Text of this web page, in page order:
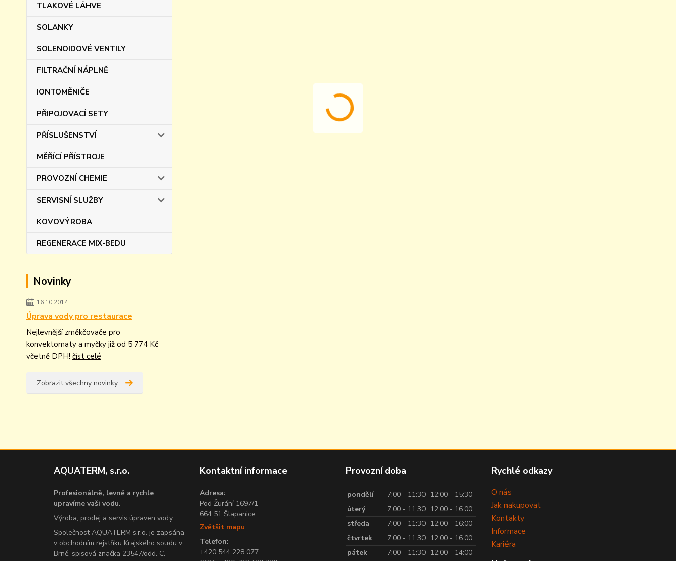
TLAKOVÉ LÁHVE
SOLANKY
SOLENOIDOVÉ VENTILY
FILTRAČNÍ NÁPLNĚ
IONTOMĚNIČE
PŘIPOJOVACÍ SETY
PŘÍSLUŠENSTVÍ
MĚŘÍCÍ PŘÍSTROJE
PROVOZNÍ CHEMIE
SERVISNÍ SLUŽBY
KOVOVÝROBA
REGENERACE MIX-BEDU
Novinky
16.10.2014
Úprava vody pro restaurace
Nejlevnější změkčovače pro
konvektomaty a myčky již od 5 774 Kč
včetně DPH! číst celé
Zobrazit všechny novinky
AQUATERM, s.r.o.
Profesionálně, levně a rychle
upravíme vaši vodu.
Výroba, prodej a servis úpraven vody
Společnost AQUATERM s.r.o. je zapsána
v obchodním rejstříku Krajského soudu v
Brně, spisová značka 23547/odd. C.
Kontaktní informace
Adresa:
Pod Žurání 1697/1
664 51 Šlapanice
Zvětšit mapu
Telefon:
+420 544 228 077
Provozní doba
pondělí 7:00 - 11:30 12:00 - 15:30
úterý
7:00 - 11:30 12:00 - 16:00
středa
7:00 - 11:30 12:00 - 16:00
čtvrtek
7:00 - 11:30 12:00 - 16:00
pátek
7:00 - 11:30 12:00 - 14:00
Rychlé odkazy
O nás
Jak nakupovat
Kontakty
Informace
Kariéra